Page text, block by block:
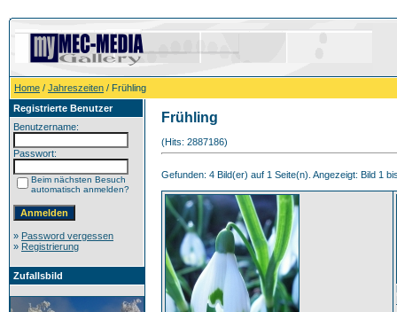
Home / Jahreszeiten / Frühling
Registrierte Benutzer
Benutzername:
Passwort:
Beim nächsten Besuch
automatisch anmelden?
» Password vergessen
» Registrierung
Zufallsbild
Frühling
(Hits: 2887186)
Gefunden: 4 Bild(er) auf 1 Seite(n). Angezeigt: Bild 1